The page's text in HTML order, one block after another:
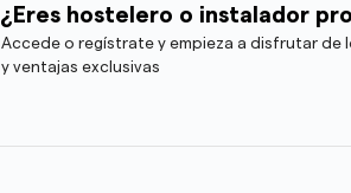
¿Eres hostelero o instalador
Accede o regístrate y empieza a disfrutar de
y ventajas exclusivas